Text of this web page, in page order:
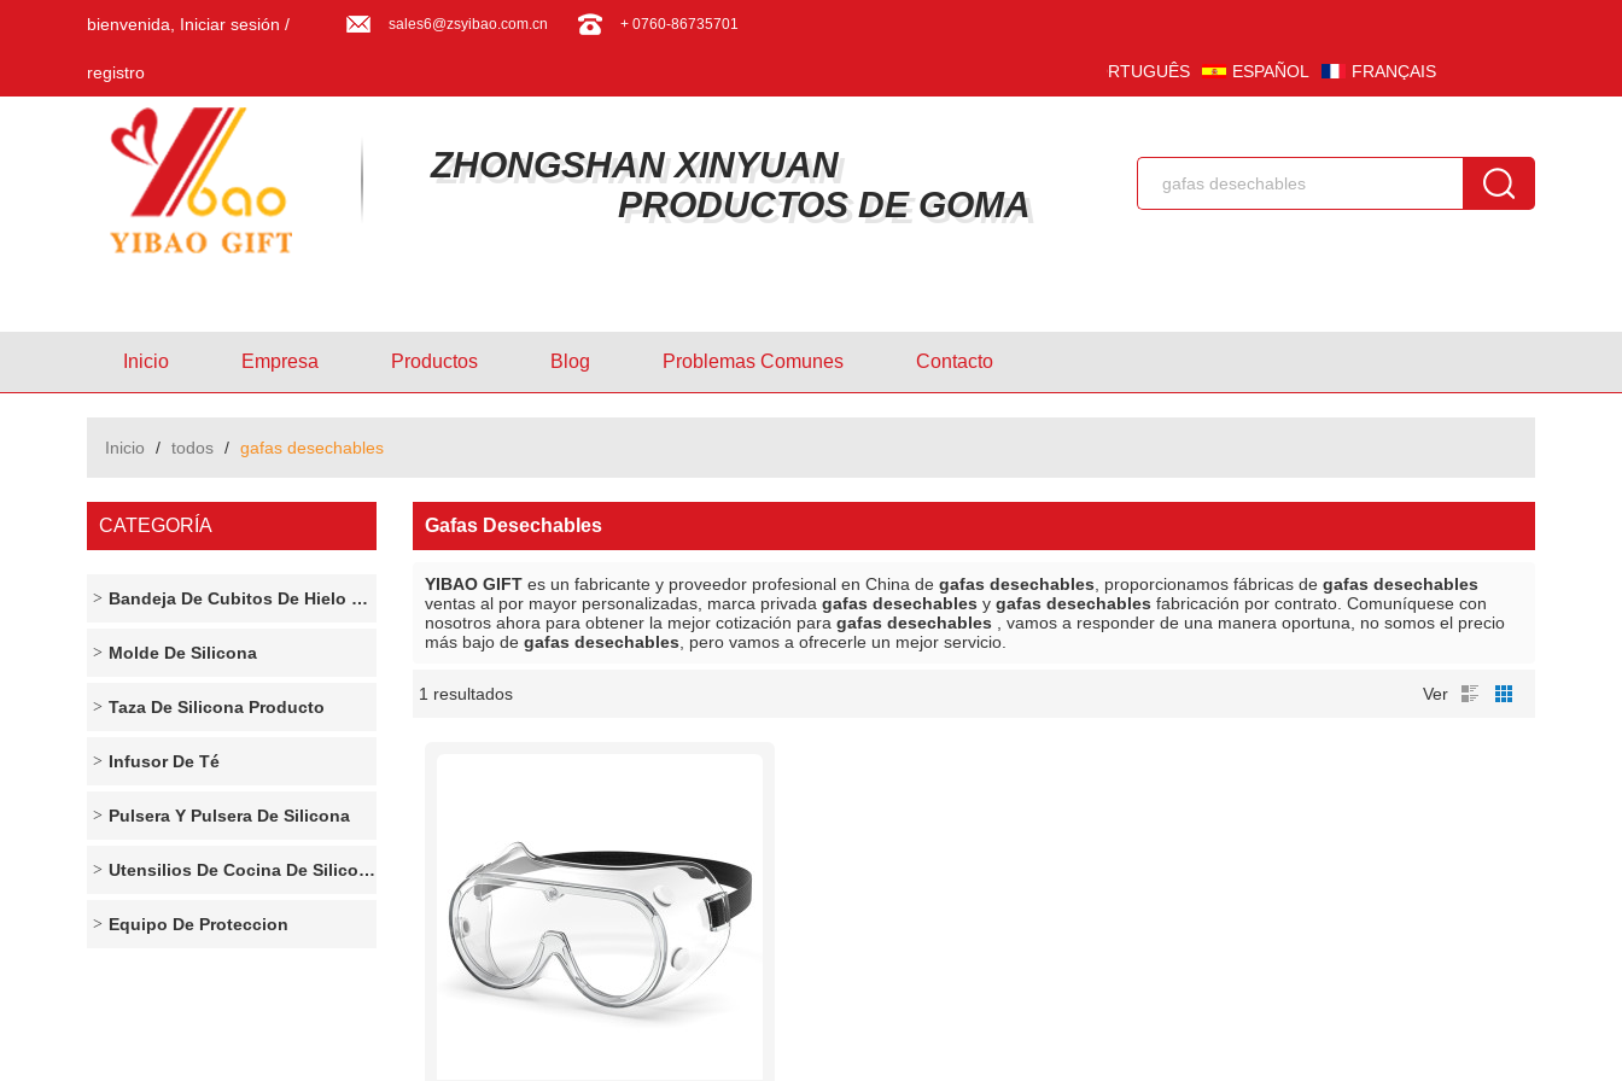
bienvenida, Iniciar sesión /
registro
sales6@zsyibao.com.cn + 0760-86735701
PORTUGUÊS ESPAÑOL FRANÇAIS
ZHONGSHAN XINYUAN
PRODUCTOS DE GOMA
Inicio Empresa Productos Blog Problemas Comunes Contacto
Inicio / todos / gafas desechables
CATEGORÍA
Bandeja De Cubitos De Hielo De Silicona
Molde De Silicona
Taza De Silicona Producto
Infusor De Té
Pulsera Y Pulsera De Silicona
Utensilios De Cocina De Silicona
Equipo De Proteccion
Gafas Desechables
YIBAO GIFT es un fabricante y proveedor profesional en China de gafas desechables , proporcionamos fábricas de gafas desechables
ventas al por mayor personalizadas, marca privada gafas desechables y gafas desechables fabricación por contrato. Comuníquese con
nosotros ahora para obtener la mejor cotización para gafas desechables , vamos a responder de una manera oportuna, no somos el precio
más bajo de gafas desechables , pero vamos a ofrecerle un mejor servicio.
1 resultados Ver
escaparate